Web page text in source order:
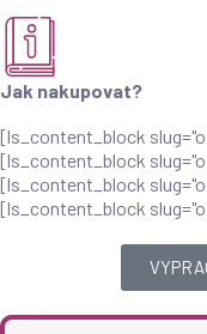
Jak nakupovat?
[ls_content_block
[ls_content_block
[ls_content_block
[ls_content_block